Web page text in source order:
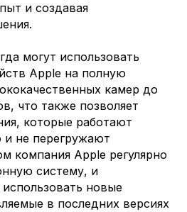
и создавая
могут использовать
Apple на полную
камер до
что также позволяет
которые работают
и не перегружают
компания Apple регулярно
систему, и
новые
в последних версиях
IT-